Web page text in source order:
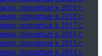
принятые в 2019 г.
принятые в 2018 г.
принятые в 2017 г.
принятые в 2016 г.
принятые в 2015 г.
принятые в 2014 г.